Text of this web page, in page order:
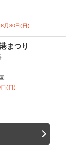
月30日(日)
まつり
(日)